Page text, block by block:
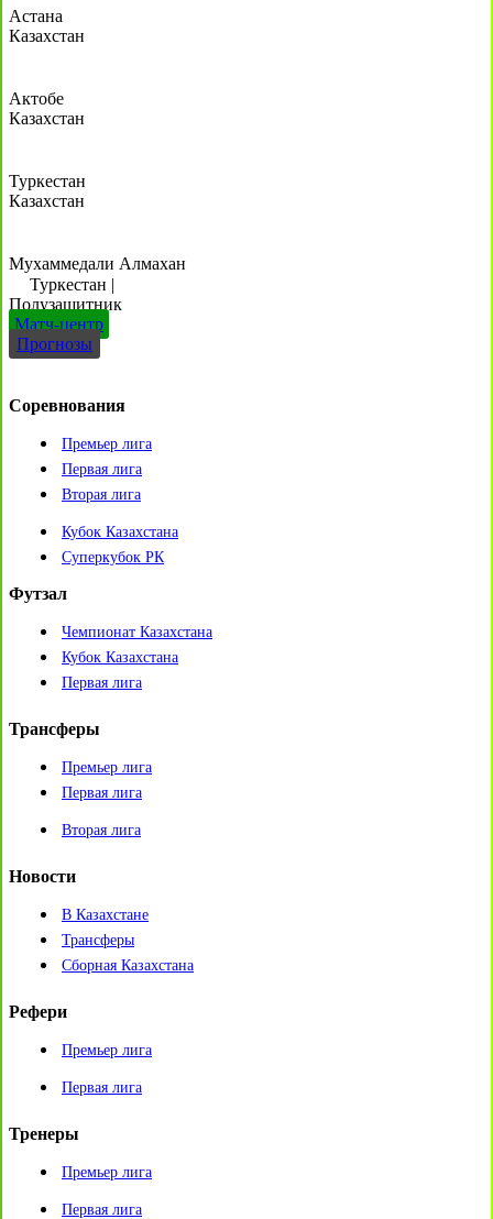
Астана
Казахстан
Актобе
Казахстан
Туркестан
Казахстан
Мухаммедали Алмахан
Туркестан |
Полузащитник
Матч-центр
Прогнозы
Соревнования
Премьер лига
Первая лига
Вторая лига
Кубок Казахстана
Суперкубок РК
Футзал
Чемпионат Казахстана
Кубок Казахстана
Первая лига
Трансферы
Премьер лига
Первая лига
Вторая лига
Новости
В Казахстане
Трансферы
Сборная Казахстана
Рефери
Премьер лига
Первая лига
Тренеры
Премьер лига
Первая лига